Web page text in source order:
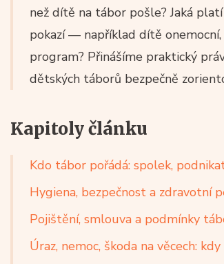
než dítě na tábor pošle? Jaká
pokazí — například dítě
program? Přinášíme praktický
dětských táborů bezpečně
Kapitoly článku
Kdo tábor pořádá: spolek,
Hygiena, bezpečnost a zdravotní
Pojištění, smlouva a podmínky
Úraz, nemoc, škoda na věcech: